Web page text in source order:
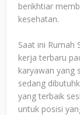
berikhtiar
kesehatan.
Saat ini Rumah
kerja terbaru
karyawan yang
sedang
yang terbaik
untuk posisi